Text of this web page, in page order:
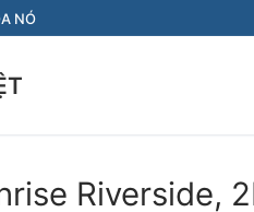
NÓ
Riverside,